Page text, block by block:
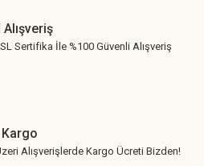
Sertifika İle %100 Güvenli Alışveriş
Alışverişlerde Kargo Ücreti Bizden!